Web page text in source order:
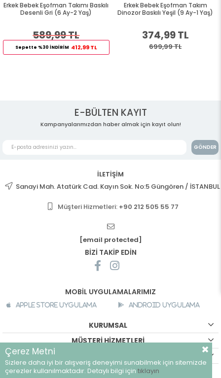
Erkek Bebek Eşofman Takımı Baskılı
Desenli Gri (6 Ay-2 Yaş)
589,99 TL
Sepette %30 İNDİRİM 412,99 TL
Erkek Bebek Eşofman Takım
Dinozor Baskılı Yeşil (9 Ay-1 Yaş)
374,99 TL
699,99 TL
E-BÜLTEN KAYIT
Kampanyalarımızdan haber almak için kayıt olun!
GÖNDER
İLETİŞİM
Sanayi Mah. Atatürk Cad. Kayın Sok. No:5 Güngören / İSTANBUL
Müşteri Hizmetleri: +90 212 505 55 77
[email protected]
BİZİ TAKİP EDİN
MOBİL UYGULAMALARIMIZ
Apple Store Uygulama Android Uygulama
KURUMSAL
MÜŞTERİ HİZMETLERİ
©breeze.com.tr - Tüm hakları saklıdır.
Çerez Metni
Sizlere daha iyi bir alışveriş deneyimi sunabilmek için sitemizde
çerezler kullanılmaktadır. Detaylı bilgi için tıklayın